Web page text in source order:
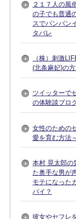
２１７人の風
の子でも普通
スでバンバン
タバレ
（株）刺激
(北条麻妃)の
ツイッターで
の体験談ブロ
女性のための
愛を育む方法
本村 晃太郎の
た奥手な男が
モテになった
バイ？
彼女やセフレ